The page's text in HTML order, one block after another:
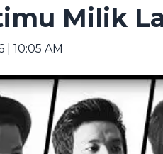
Milik
| 10:05 AM